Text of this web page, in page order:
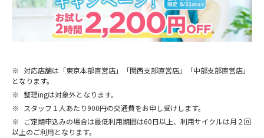
※ 対応店舗は「東京本部直営店」「関西支部直営店」「中部支部直営店」
となります。
※ 整理ingは対象外となります。
※
スタッフ１人あたり900円の交通費をお申し受けします。
※
ご定期申込みの場合は最低利用期間は60日以上、利用サイクルは月２回
以上のご利用となります。